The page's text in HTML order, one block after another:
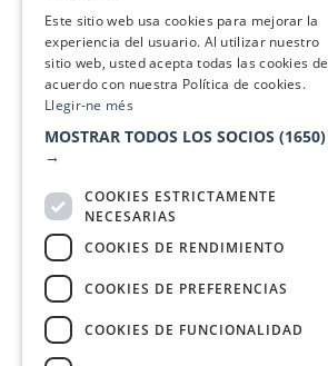
Este sitio web usa cookies para mejorar la
experiencia del usuario. Al utilizar nuestro
sitio web, usted acepta todas las cookies de
acuerdo con nuestra Política de cookies.
Llegir-ne més
MOSTRAR TODOS LOS SOCIOS (1650)
→
COOKIES ESTRICTAMENTE
NECESARIAS
COOKIES DE RENDIMIENTO
COOKIES DE PREFERENCIAS
COOKIES DE FUNCIONALIDAD